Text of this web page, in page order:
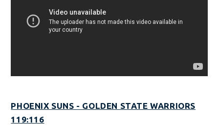
PHOENIX SUNS - GOLDEN STATE WARRIORS
119:116